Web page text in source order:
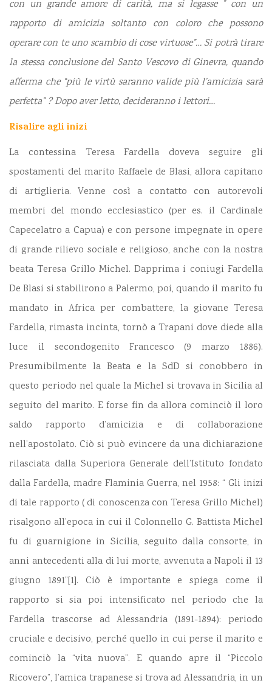
con un grande amore di carità, ma si legasse ” con un
rapporto di amicizia soltanto con coloro che possono
operare con te uno scambio di cose virtuose”… Si potrà tirare
la stessa conclusione del Santo Vescovo di Ginevra, quando
afferma che “più le virtù saranno valide più l’amicizia sarà
perfetta” ? Dopo aver letto, decideranno i lettori…
Risalire agli inizi
La contessina Teresa Fardella doveva seguire gli
spostamenti del marito Raffaele de Blasi, allora capitano
di artiglieria. Venne così a contatto con autorevoli
membri del mondo ecclesiastico (per es. il Cardinale
Capecelatro a Capua) e con persone impegnate in opere
di grande rilievo sociale e religioso, anche con la nostra
beata Teresa Grillo Michel. Dapprima i coniugi Fardella
De Blasi si stabilirono a Palermo, poi, quando il marito fu
mandato in Africa per combattere, la giovane Teresa
Fardella, rimasta incinta, tornò a Trapani dove diede alla
luce il secondogenito Francesco (9 marzo 1886).
Presumibilmente la Beata e la SdD si conobbero in
questo periodo nel quale la Michel si trovava in Sicilia al
seguito del marito. E forse fin da allora cominciò il loro
saldo rapporto d’amicizia e di collaborazione
nell’apostolato. Ciò si può evincere da una dichiarazione
rilasciata dalla Superiora Generale dell’Istituto fondato
dalla Fardella, madre Flaminia Guerra, nel 1958: “ Gli inizi
di tale rapporto ( di conoscenza con Teresa Grillo Michel)
risalgono all’epoca in cui il Colonnello G. Battista Michel
fu di guarnigione in Sicilia, seguito dalla consorte, in
anni antecedenti alla di lui morte, avvenuta a Napoli il 13
giugno 1891”[1]. Ciò è importante e spiega come il
rapporto si sia poi intensificato nel periodo che la
Fardella trascorse ad Alessandria (1891-1894): periodo
cruciale e decisivo, perché quello in cui perse il marito e
cominciò la “vita nuova”. E quando apre il “Piccolo
Ricovero”, l’amica trapanese si trova ad Alessandria, in un